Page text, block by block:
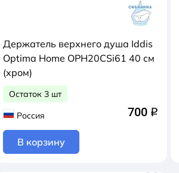
Держатель верхнего душа Iddis
Optima Home OPH20CSi61 40 см
(хром)
Остаток 3 шт
Россия
700 q
В корзину